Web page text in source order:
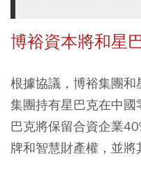
博裕資本將和星
根據協議，博裕集團
集團持有星巴克在中國
巴克將保留合資企業
牌和智慧財產權，並將